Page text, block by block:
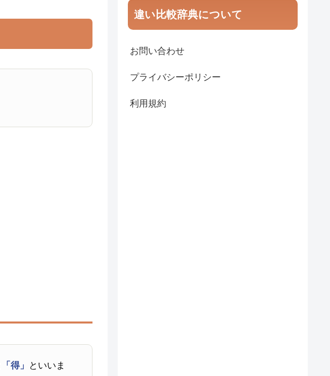
「得」
といいま
違い比較辞典について
お問い合わせ
プライバシーポリシー
利用規約